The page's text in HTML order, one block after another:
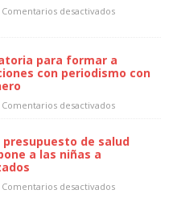
Comentarios desactivados
para formar a
con periodismo con
Comentarios desactivados
presupuesto de salud
a las niñas a
Comentarios desactivados